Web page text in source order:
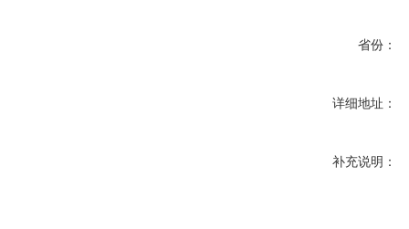
省份：
详细地址：
补充说明：